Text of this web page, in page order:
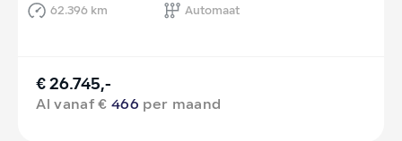
62.396 km
Automaat
€ 26.745,-
Al vanaf €466 per maand